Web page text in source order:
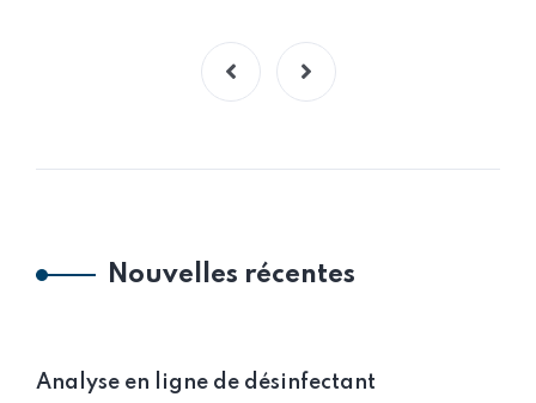
Nouvelles récentes
Analyse en ligne de désinfectant